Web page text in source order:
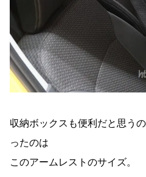
収納ボックスも便利だと思う
ったのは
このアームレストのサイズ。